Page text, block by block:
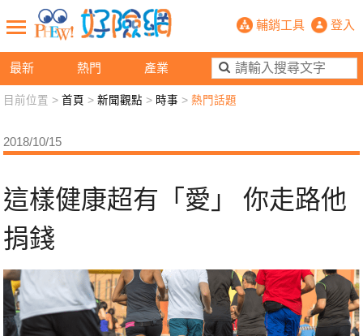
最新 熱門 產業
這樣健康超有「愛」 你走路他捐
輔銷工具 登入
新聞觀點 業務交流 好險懂生活
退休先準備 好險學堂 輔銷工具 活動專區
目前位置 >首頁 >新聞觀點 > 時事 >熱門話題
2018/10/15
這樣健康超有「愛」 你走路他
捐錢